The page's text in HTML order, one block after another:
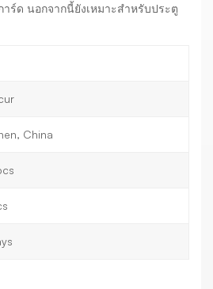
ร์ด นอกจากนี้ยังเหมาะสำหรับประตู
China